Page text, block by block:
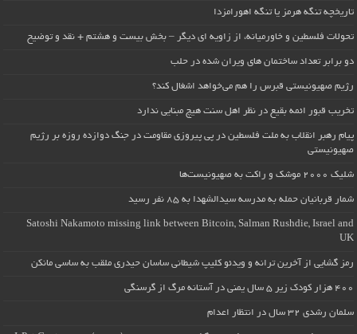
تاریخچه تنگه هرمز یا تنگه اهورامزدا
تحولات فلسطین و خاورمیانه، از زاویه ای دیگر – بخش بیست و هشتم + نقد و توضیح
دو برابر تعداد ساختمان های ویران شده در حلب
رژیم صهیونیستی قبرس را هم می‌خواهد اشغال کند؟
تخریب قبور ائمه بقیع در نظر اهل سنت هیچ مبنایی ندارد
پیام رهبر انقلاب به ملت فلسطین در پی پیروزی مقاومت در جنگ دوازده روزه بر رژیم
صهیونیستی
شلیک ۲۰۰۰ موشک و راکت به صهیونیست‌ها
شمار قربانیان حمله به مدرسه سیدالشهدا به ۸۵ نفر رسید
Satoshi Nakamoto missing link between Bitcoin, Salman Rushdie, Israel and
UK
رمز گشایی از آخرین ترانه و ویدئو کلیپ شیطانی ساسان حیدری ملقب به ساسی مانکن
۴۰۰ هزار کودک زیر ۵ سال یمنی در آستانه مرگ از گرسنگی
سلمان رشدی ۳۲ سال در انتظار اعدام